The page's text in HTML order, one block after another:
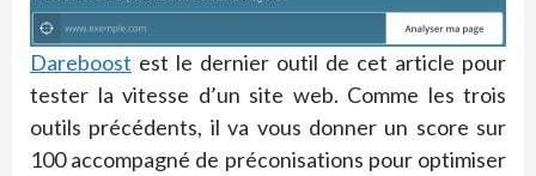
Dareboost est le dernier outil de cet article pour
tester la vitesse d’un site web. Comme les trois
outils précédents, il va vous donner un score sur
100 accompagné de préconisations pour optimiser